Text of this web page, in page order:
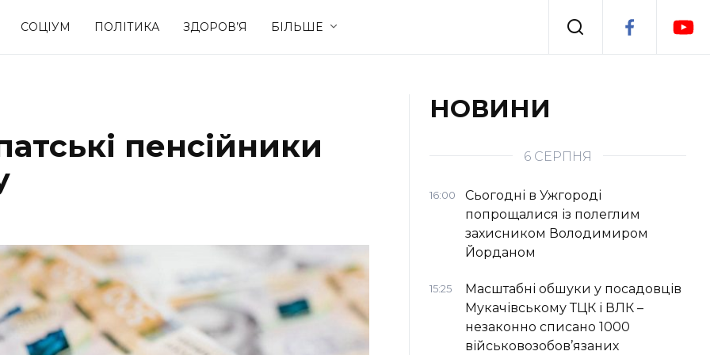
СОЦІУМ ПОЛІТИКА ЗДОРОВ’Я БІЛЬШЕ
Події
Спорт Стиль життя
пенсійники
НОВИНИ
6 СЕРПНЯ
16:00
Сьогодні в Ужгороді
попрощалися із полеглим
захисником Володимиром
Йорданом
15:25
Масштабні обшуки у посадовців
Мукачівському ТЦК і ВЛК –
незаконно списано 1000
військовозобов’язаних